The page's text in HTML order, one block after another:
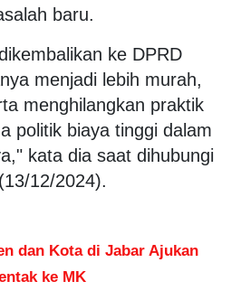
baru.
ke DPRD
menjadi lebih murah,
menghilangkan praktik
politik biaya tinggi dalam
kata dia saat dihubungi
12/2024).
dan Kota di Jabar Ajukan
ke MK